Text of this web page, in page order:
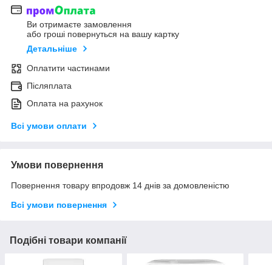
Ви отримаєте замовлення
або гроші повернуться на вашу картку
Детальніше
Оплатити частинами
Післяплата
Оплата на рахунок
Всі умови оплати
Умови повернення
Повернення товару впродовж 14 днів за домовленістю
Всі умови повернення
Подібні товари компанії